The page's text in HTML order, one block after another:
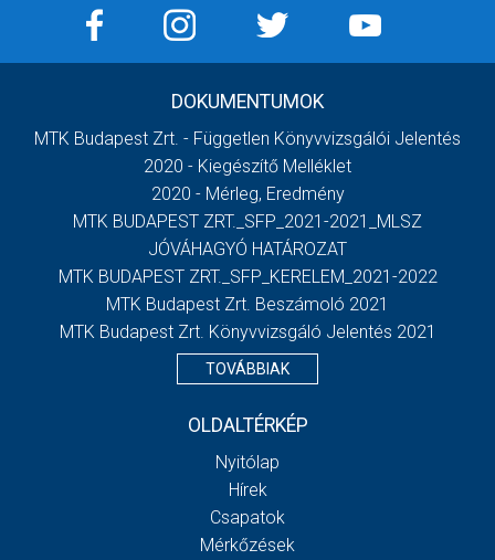
DOKUMENTUMOK
MTK Budapest Zrt. - Független Könyvvizsgálói Jelentés
2020 - Kiegészítő Melléklet
2020 - Mérleg, Eredmény
MTK BUDAPEST ZRT._SFP_2021-2021_MLSZ
JÓVÁHAGYÓ HATÁROZAT
MTK BUDAPEST ZRT._SFP_KERELEM_2021-2022
MTK Budapest Zrt. Beszámoló 2021
MTK Budapest Zrt. Könyvvizsgáló Jelentés 2021
TOVÁBBIAK
OLDALTÉRKÉP
Nyitólap
Hírek
Csapatok
Mérkőzések